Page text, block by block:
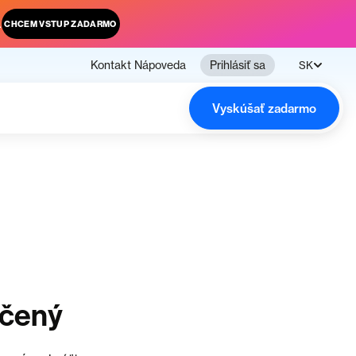
CHCEM VSTUP ZADARMO
Kontakt Nápoveda Prihlásiť sa SK
Vyskúšať zadarmo